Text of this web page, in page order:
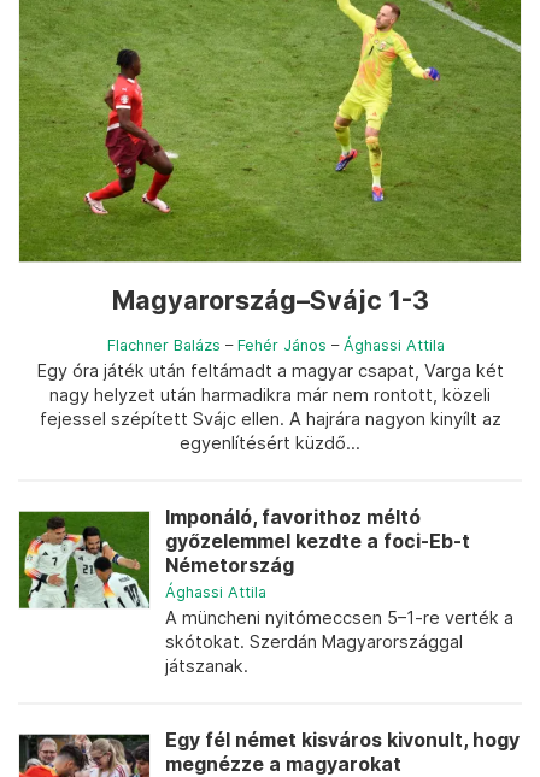
Magyarország–Svájc 1-3
Flachner Balázs – Fehér János – Ághassi Attila
Egy óra játék után feltámadt a magyar csapat, Varga két
nagy helyzet után harmadikra már nem rontott, közeli
fejessel szépített Svájc ellen. A hajrára nagyon kinyílt az
egyenlítésért küzdő...
Imponáló, favorithoz méltó
győzelemmel kezdte a foci-Eb-t
Németország
Ághassi Attila
A müncheni nyitómeccsen 5–1-re verték a
skótokat. Szerdán Magyarországgal
játszanak.
Egy fél német kisváros kivonult, hogy
megnézze a magyarokat